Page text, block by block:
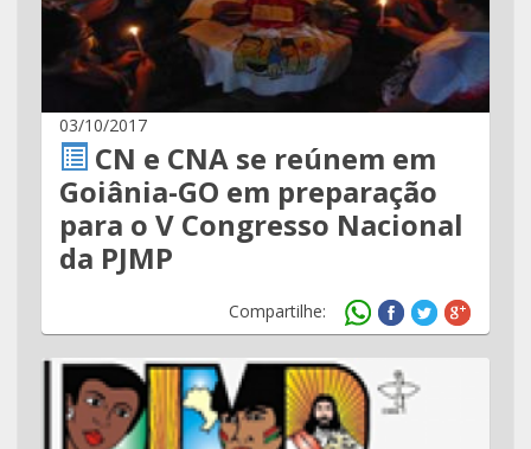
03/10/2017
CN e CNA se reúnem em
Goiânia-GO em preparação
para o V Congresso Nacional
da PJMP
Compartilhe: